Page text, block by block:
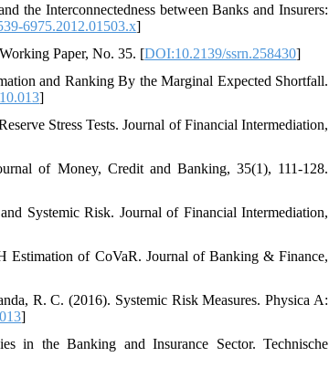
the Interconnectedness between Banks and Insurers:
6975.2012.01503.x]
Paper, No. 35. [DOI:10.2139/ssrn.258430]
and Ranking By the Marginal Expected Shortfall.
]
Stress Tests. Journal of Financial Intermediation,
of Money, Credit and Banking, 35(1), 111-128.
Systemic Risk. Journal of Financial Intermediation,
of CoVaR. Journal of Banking & Finance,
R. C. (2016). Systemic Risk Measures. Physica A:
]
in the Banking and Insurance Sector. Technische